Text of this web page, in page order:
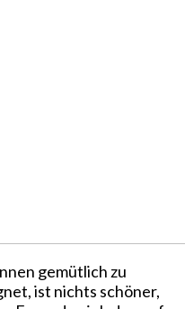
gemütlich zu
ist nichts schöner,